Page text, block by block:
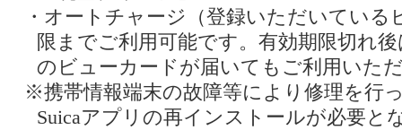
・オートチャージ（登録いただいている
限までご利用可能です。有効期限切れ
のビューカードが届いてもご利用いた
※携帯情報端末の故障等により修理を行
Suicaアプリの再インストールが必要と